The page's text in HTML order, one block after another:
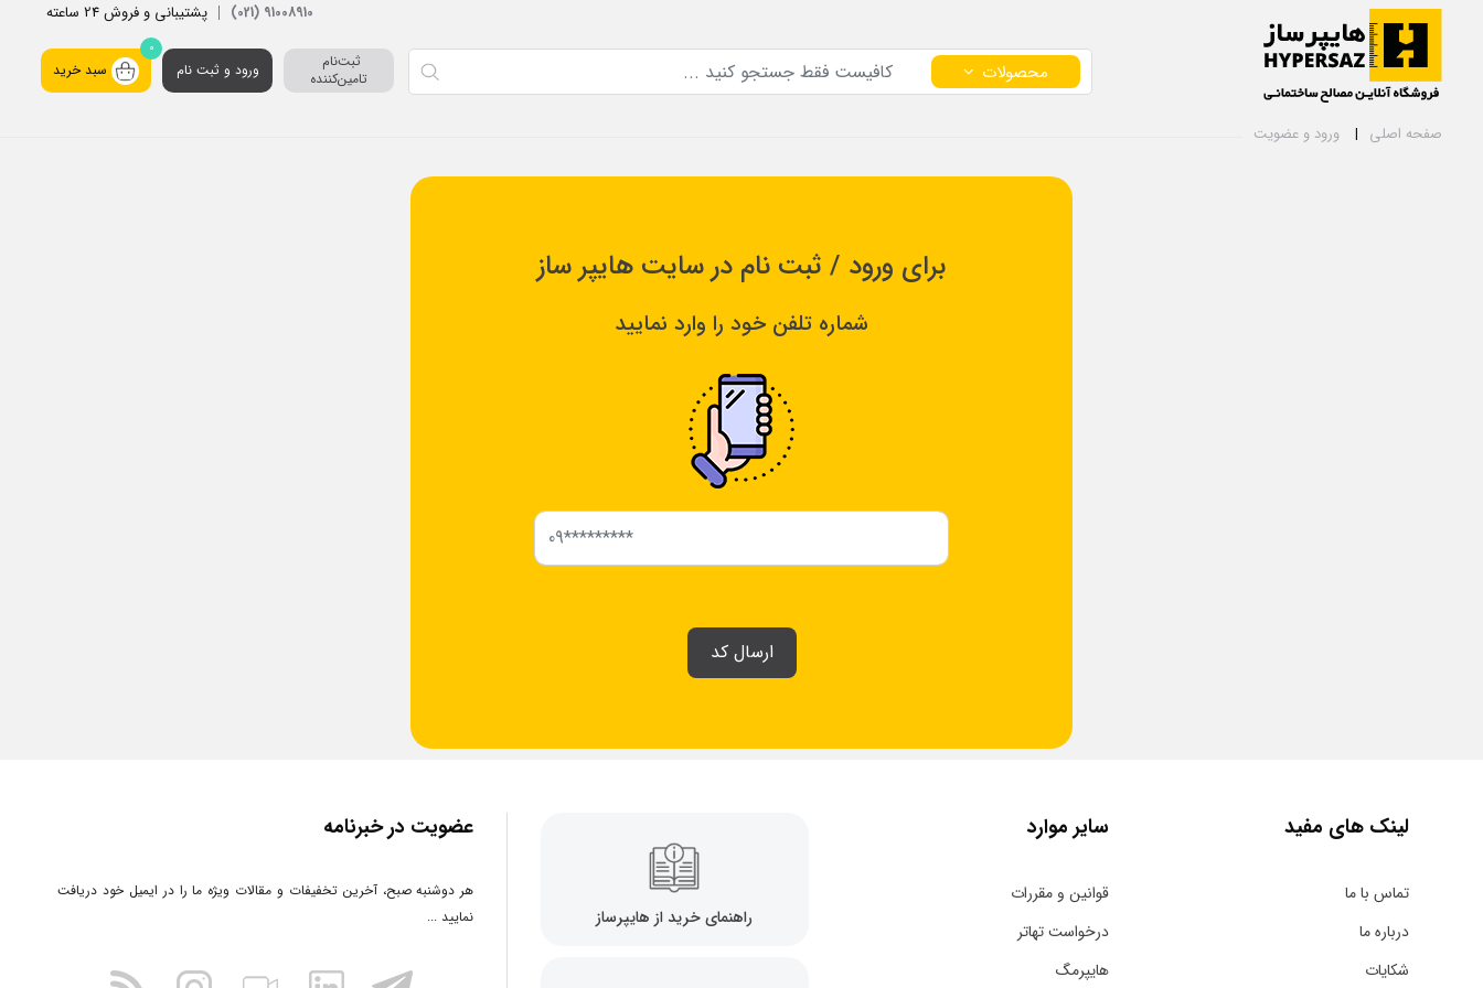
91008910 (021) پشتیبانی و فروش 24 ساعته
محصولات
تامین‌کننده
ورود و ثبت نام
0
سبد خرید
صفحه اصلی ورود و عضویت
برای ورود / ثبت نام در سایت هایپر ساز
شماره تلفن خود را وارد نمایید
ارسال کد
لینک های مفید
تماس با ما
درباره ما
شکایات
سایر موارد
قوانین و مقررات
درخواست تهاتر
هایپرمگ
راهنمای خرید از هایپرساز
عضویت در خبرنامه
هر دوشنبه صبح، آخرین تخفیفات و مقالات ویژه ما را در ایمیل خود دریافت
نمایید ...